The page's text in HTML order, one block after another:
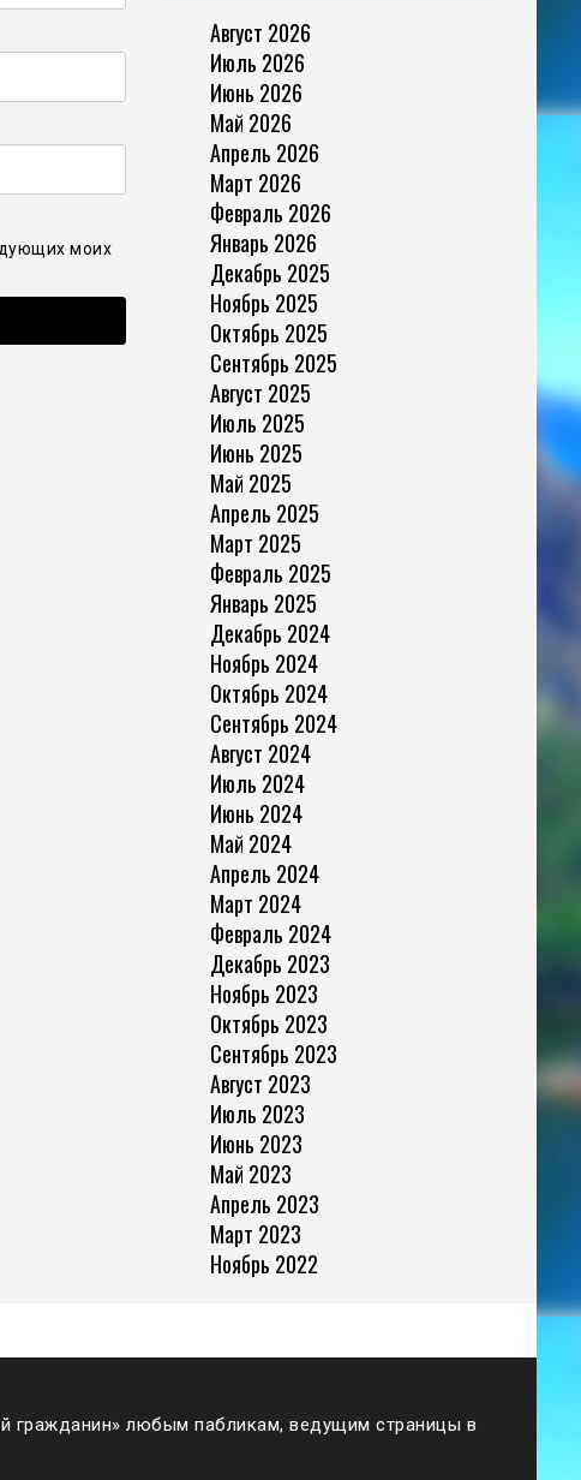
моих
Август 2026
Июль 2026
Июнь 2026
Май 2026
Апрель 2026
Март 2026
Февраль 2026
Январь 2026
Декабрь 2025
Ноябрь 2025
Октябрь 2025
Сентябрь 2025
Август 2025
Июль 2025
Июнь 2025
Май 2025
Апрель 2025
Март 2025
Февраль 2025
Январь 2025
Декабрь 2024
Ноябрь 2024
Октябрь 2024
Сентябрь 2024
Август 2024
Июль 2024
Июнь 2024
Май 2024
Апрель 2024
Март 2024
Февраль 2024
Декабрь 2023
Ноябрь 2023
Октябрь 2023
Сентябрь 2023
Август 2023
Июль 2023
Июнь 2023
Май 2023
Апрель 2023
Март 2023
Ноябрь 2022
гражданин» любым пабликам, ведущим страницы в